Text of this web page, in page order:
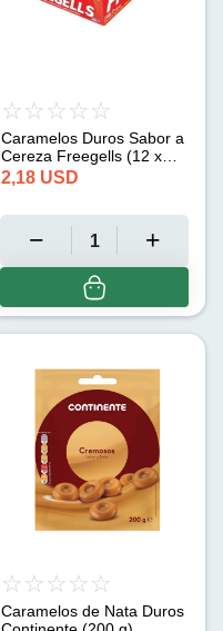
Caramelos Duros Sabor a
Cereza Freegells (12 x
27.9 g)
2,18 USD
Caramelos de Nata Duros